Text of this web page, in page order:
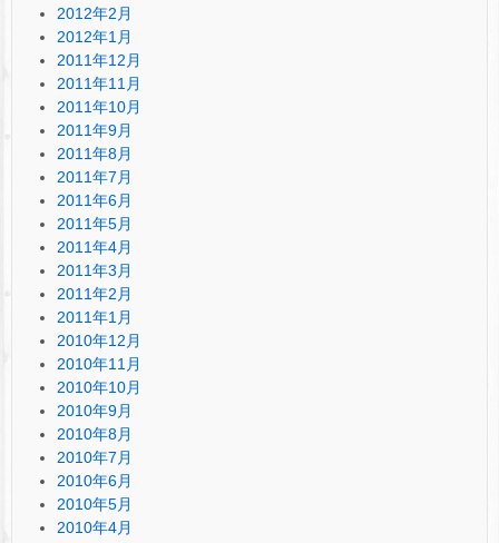
2012年2月
2012年1月
2011年12月
2011年11月
2011年10月
2011年9月
2011年8月
2011年7月
2011年6月
2011年5月
2011年4月
2011年3月
2011年2月
2011年1月
2010年12月
2010年11月
2010年10月
2010年9月
2010年8月
2010年7月
2010年6月
2010年5月
2010年4月